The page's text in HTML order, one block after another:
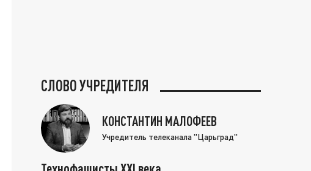
СЛОВО УЧРЕДИТЕЛЯ
КОНСТАНТИН МАЛОФЕЕВ
Учредитель телеканала "Царьград"